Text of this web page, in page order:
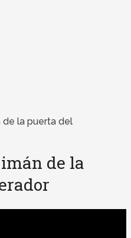
de la puerta del
de la